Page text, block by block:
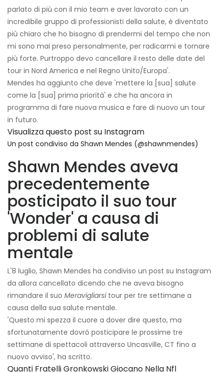
parlato di più con il mio team e aver lavorato con un
incredibile gruppo di professionisti della salute, è diventato
più chiaro che ho bisogno di prendermi del tempo che non
mi sono mai preso personalmente, per radicarmi e tornare
più forte. Purtroppo devo cancellare il resto delle date del
tour in Nord America e nel Regno Unito/Europa'.
Mendes ha aggiunto che deve 'mettere la [sua] salute
come la [sua] prima priorità' e che ha ancora in
programma di fare nuova musica e fare di nuovo un tour
in futuro.
Visualizza questo post su Instagram
Un post condiviso da Shawn Mendes (@shawnmendes)
Shawn Mendes aveva
precedentemente
posticipato il suo tour
'Wonder' a causa di
problemi di salute
mentale
L'8 luglio, Shawn Mendes ha condiviso un post su Instagram
da allora cancellato dicendo che ne aveva bisogno
rimandare il suo Meravigliarsitour per tre settimane a
causa della sua salute mentale.
'Questo mi spezza il cuore a dover dire questo, ma
sfortunatamente dovrò posticipare le prossime tre
settimane di spettacoli attraverso Uncasville, CT fino a
nuovo avviso', ha scritto.
Quanti Fratelli Gronkowski Giocano Nella Nfl